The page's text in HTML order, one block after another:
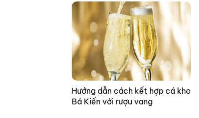
Hướng dẫn cách kết hợp cá kho
Bá Kiến với rượu vang